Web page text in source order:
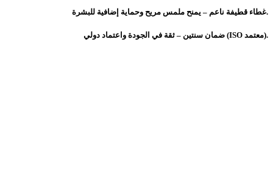
غطاء قطيفة ناعم – يمنح ملمس مريح وحماية إضافية للبشرة.
ضمان سنتين – ثقة في الجودة واعتماد دولي (ISO معتمد).